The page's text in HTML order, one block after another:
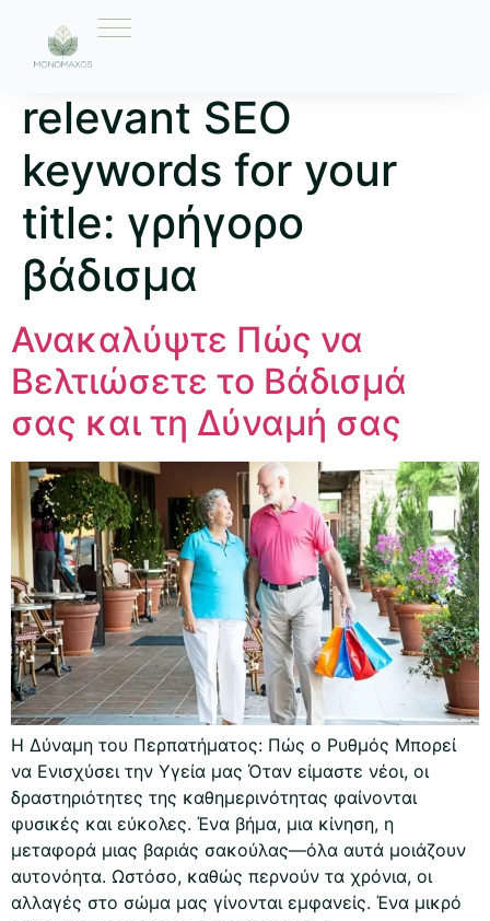
Ετικέτα:
relevant SEO
keywords for your
title: γρήγορο
βάδισμα
Ανακαλύψτε Πώς να
Βελτιώσετε το Βάδισμά
σας και τη Δύναμή σας
Η Δύναμη του Περπατήματος: Πώς ο Ρυθμός Μπορεί
να Ενισχύσει την Υγεία μας Όταν είμαστε νέοι, οι
δραστηριότητες της καθημερινότητας φαίνονται
φυσικές και εύκολες. Ένα βήμα, μια κίνηση, η
μεταφορά μιας βαριάς σακούλας—όλα αυτά μοιάζουν
αυτονόητα. Ωστόσο, καθώς περνούν τα χρόνια, οι
αλλαγές στο σώμα μας γίνονται εμφανείς. Ένα μικρό